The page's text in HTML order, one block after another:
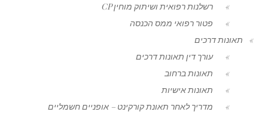
רשלנות רפואית ושיתוק מוחין CP
פטור רפואי ממס הכנסה
תאונות דרכים
עורך דין תאונות דרכים
תאונות ברחוב
תאונות אישיות
מדריך לאחר תאונת קורקינט – אופניים חשמליים